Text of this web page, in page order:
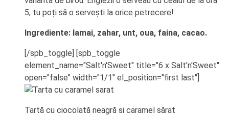
5, tu poți să o servești la orice petrecere!
Ingrediente: lamai, zahar, unt, oua, faina, cacao.
[/spb_toggle] [spb_toggle
element_name="Salt'n'Sweet" title="6 x Salt'n'Sweet"
open="false" width="1/1" el_position="first last"]
Tartă cu ciocolată neagră si caramel sărat